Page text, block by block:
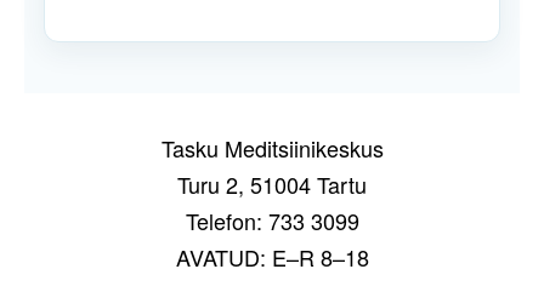
Tasku Meditsiinikeskus
Turu 2, 51004 Tartu
Telefon: 733 3099
AVATUD: E–R 8–18